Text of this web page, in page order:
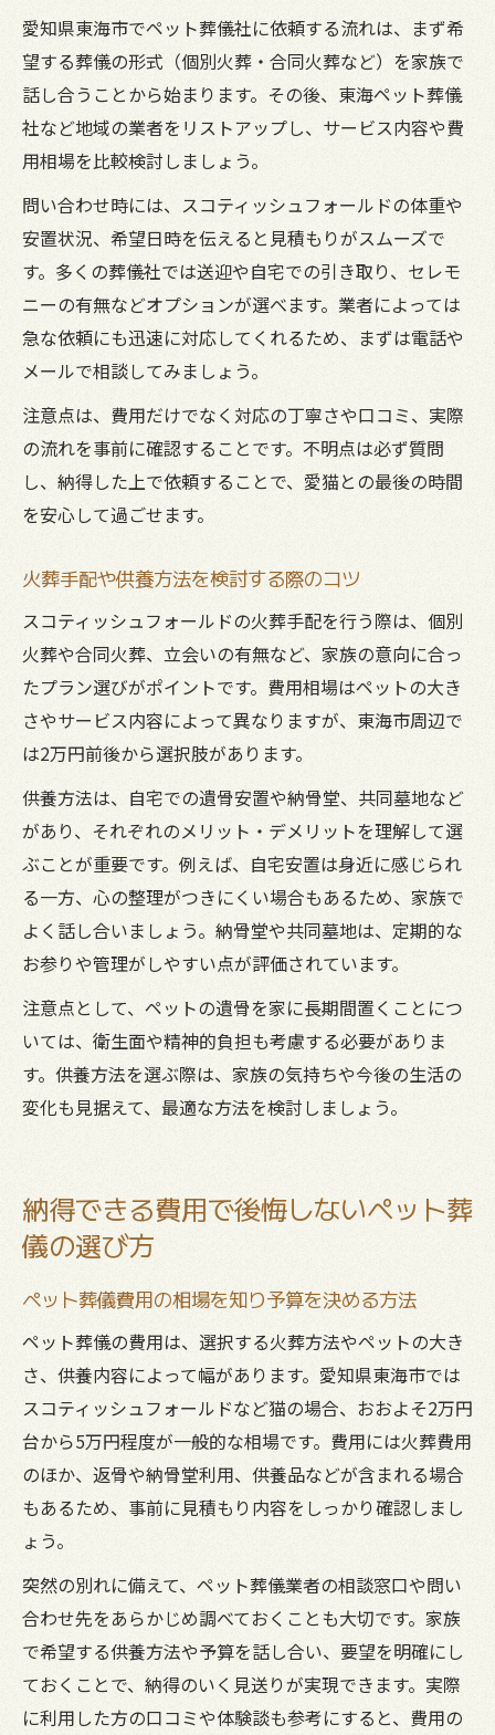
愛知県東海市でペット葬儀社に依頼する流れは、まず希
望する葬儀の形式（個別火葬・合同火葬など）を家族で
話し合うことから始まります。その後、東海ペット葬儀
社など地域の業者をリストアップし、サービス内容や費
用相場を比較検討しましょう。
問い合わせ時には、スコティッシュフォールドの体重や
安置状況、希望日時を伝えると見積もりがスムーズで
す。多くの葬儀社では送迎や自宅での引き取り、セレモ
ニーの有無などオプションが選べます。業者によっては
急な依頼にも迅速に対応してくれるため、まずは電話や
メールで相談してみましょう。
注意点は、費用だけでなく対応の丁寧さや口コミ、実際
の流れを事前に確認することです。不明点は必ず質問
し、納得した上で依頼することで、愛猫との最後の時間
を安心して過ごせます。
火葬手配や供養方法を検討する際のコツ
スコティッシュフォールドの火葬手配を行う際は、個別
火葬や合同火葬、立会いの有無など、家族の意向に合っ
たプラン選びがポイントです。費用相場はペットの大き
さやサービス内容によって異なりますが、東海市周辺で
は2万円前後から選択肢があります。
供養方法は、自宅での遺骨安置や納骨堂、共同墓地など
があり、それぞれのメリット・デメリットを理解して選
ぶことが重要です。例えば、自宅安置は身近に感じられ
る一方、心の整理がつきにくい場合もあるため、家族で
よく話し合いましょう。納骨堂や共同墓地は、定期的な
お参りや管理がしやすい点が評価されています。
注意点として、ペットの遺骨を家に長期間置くことにつ
いては、衛生面や精神的負担も考慮する必要がありま
す。供養方法を選ぶ際は、家族の気持ちや今後の生活の
変化も見据えて、最適な方法を検討しましょう。
納得できる費用で後悔しないペット葬
儀の選び方
ペット葬儀費用の相場を知り予算を決める方法
ペット葬儀の費用は、選択する火葬方法やペットの大き
さ、供養内容によって幅があります。愛知県東海市では
スコティッシュフォールドなど猫の場合、おおよそ2万円
台から5万円程度が一般的な相場です。費用には火葬費用
のほか、返骨や納骨堂利用、供養品などが含まれる場合
もあるため、事前に見積もり内容をしっかり確認しまし
ょう。
突然の別れに備えて、ペット葬儀業者の相談窓口や問い
合わせ先をあらかじめ調べておくことも大切です。家族
で希望する供養方法や予算を話し合い、要望を明確にし
ておくことで、納得のいく見送りが実現できます。実際
に利用した方の口コミや体験談も参考にすると、費用の